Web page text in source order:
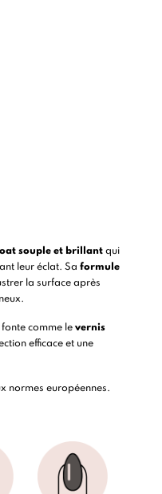
souple et brillantqui
leur éclat. Sa formule
la surface après
comme le vernis
efficace et une
normes européennes.